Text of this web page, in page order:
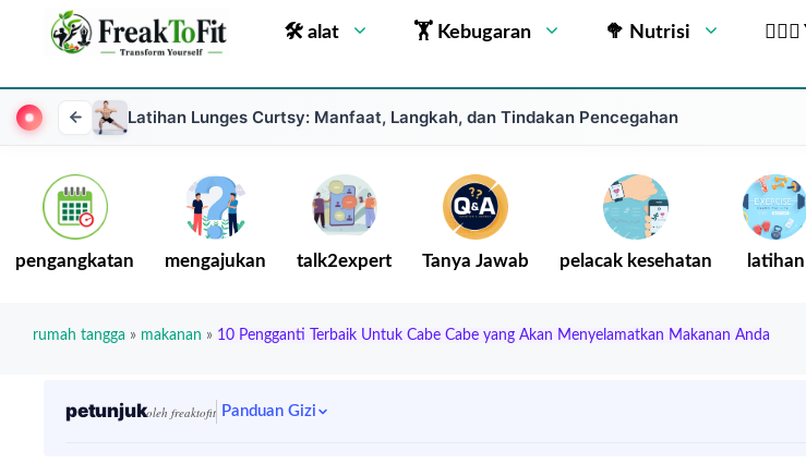
🛠 alat 🏋 Kebugaran 🥦 Nutrisi
Latihan Lunges Curtsy: Manfaat, Langkah, dan Tindakan Pencegahan
pengangkatan mengajukan talk2expert Tanya Jawab pelacak kesehatan latihan
rumah tangga » makanan » 10 Pengganti Terbaik Untuk Cabe Cabe yang Akan Menyelamatkan Makanan Anda
petunjukoleh freaktofit Panduan Gizi